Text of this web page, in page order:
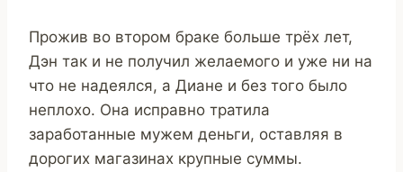
Прожив во втором браке больше трёх лет,
Дэн так и не получил желаемого и уже ни на
что не надеялся, а Диане и без того было
неплохо. Она исправно тратила
заработанные мужем деньги, оставляя в
дорогих магазинах крупные суммы.